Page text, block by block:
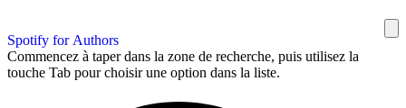
Spotify for Authors
Commencez à taper dans la zone de recherche, puis utilisez la
touche Tab pour choisir une option dans la liste.